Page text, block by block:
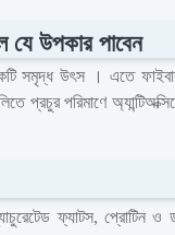
যে উপকার পাবেন
সমৃদ্ধ উৎস । এতে
প্রচুর পরিমাণে
ফ্যাটস, প্রোটিন ও